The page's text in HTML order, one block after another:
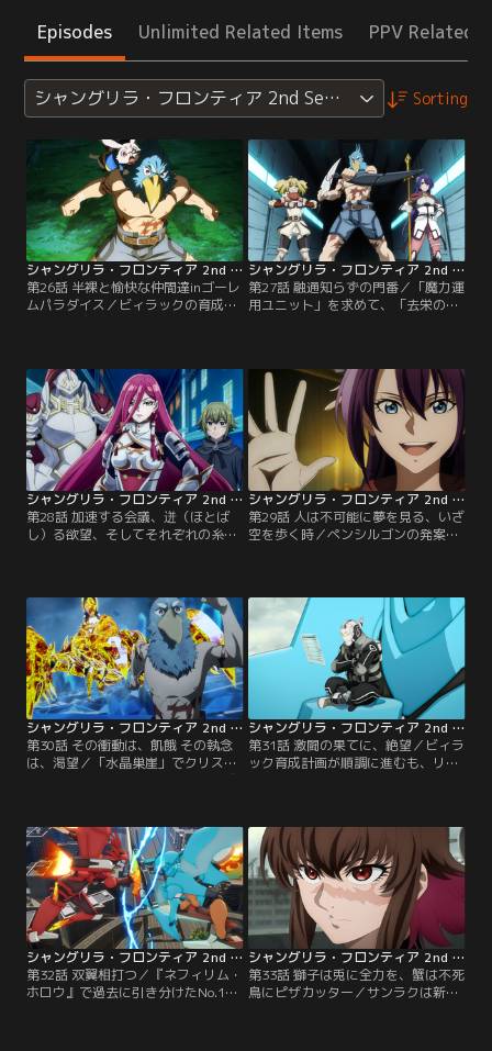
Episodes Unlimited Related Items PPV Related
シャングリラ・フロンティア 2nd Season Sorting
シャングリラ・フロンティア 2nd Season 第26話
第26話 半裸と愉快な仲間達inゴーレ
ムパラダイス／ビィラックの育成に
ちの行く手を神代の頃に作られたゴ
ーレムが立ちはだかる。サンラクと
エムルがゴーレムに立ち向かおうと
思った矢先、その横をアラミースが
駆け抜けた…。【提供：バンダイチ
ャンネル】
シャングリラ・フロンティア 2nd Season 第27話
第27話 融通知らずの門番／「魔力運
用ユニット」を求めて、「去栄の残
る。サンラクを追ってここまで来た
という2人に状況を共有し、オイカ
ッツォが先陣を切り地下の縦穴へ降
りていくことに。【提供：バンダイ
チャンネル】
シャングリラ・フロンティア 2nd Season 第28話
第28話 加速する会議、迸（ほとば
し）る欲望、そしてそれぞれの糸口
す。各々の思惑が交錯する場で、サ
イガ-100が口火を切った。【提供：
バンダイチャンネル】
シャングリラ・フロンティア 2nd Season 第29話
第29話 人は不可能に夢を見る、いざ
空を歩く時／ペンシルゴンの発案に
二人と別れたサンラクは、ラビッツ
へ向かう前に、ドロップアイテムを
大量に入手すべく再び「水晶巣崖」
へ向かう。【提供：バンダイチャン
シャングリラ・フロンティア 2nd Season 第30話
第30話 その衝動は、飢餓 その執念
は、渇望／「水晶巣崖」でクリスタ
ル・スコーピオンの大量討伐を達成
む。まだ戦いが終わってないんじ
ゃ…と表情を引き締めると、サンラ
クの前に金色のレアエネミー「金晶
独蠍（ゴールディ・スコーピオ
ン）」が出現した。【提供：バンダ
イチャンネル】
シャングリラ・フロンティア 2nd Season 第31話
第31話 激闘の果てに、絶望／ビィラ
ック育成計画が順調に進むも、リュ
トし現実逃避をするが、「ゲームの
ストレスはゲームで発散」と久々に
ロボット格闘ゲーム『ネフィリム・
ホロウ』にログインする。そこで待
っていたのは…。【提供：バンダイ
チャンネル】
シャングリラ・フロンティア 2nd Season 第32話
第32話 双翼相打つ／『ネフィリム・
ホロウ』で過去に引き分けたNo.1プ
シャングリラ・フロンティア 2nd Season 第33話
第33話 獅子は兎に全力を、蟹は不死
鳥にピザカッター／サンラクは新た